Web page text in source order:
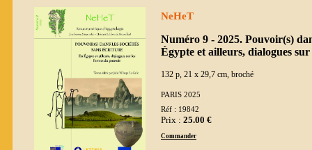
NeHeT
Numéro 9 - 2025. Pouvoir(s)
Égypte et ailleurs, dialogues
132 p, 21 x 29,7 cm, broché
PARIS 2025
Réf : 19842
Prix : 25.00 €
Commander